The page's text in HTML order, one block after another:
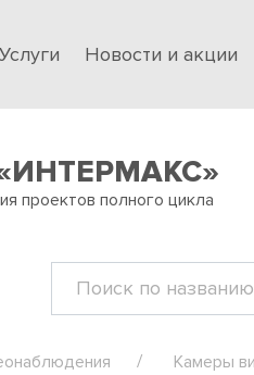
Услуги Новости и акции
проектов полного цикла
Камеры